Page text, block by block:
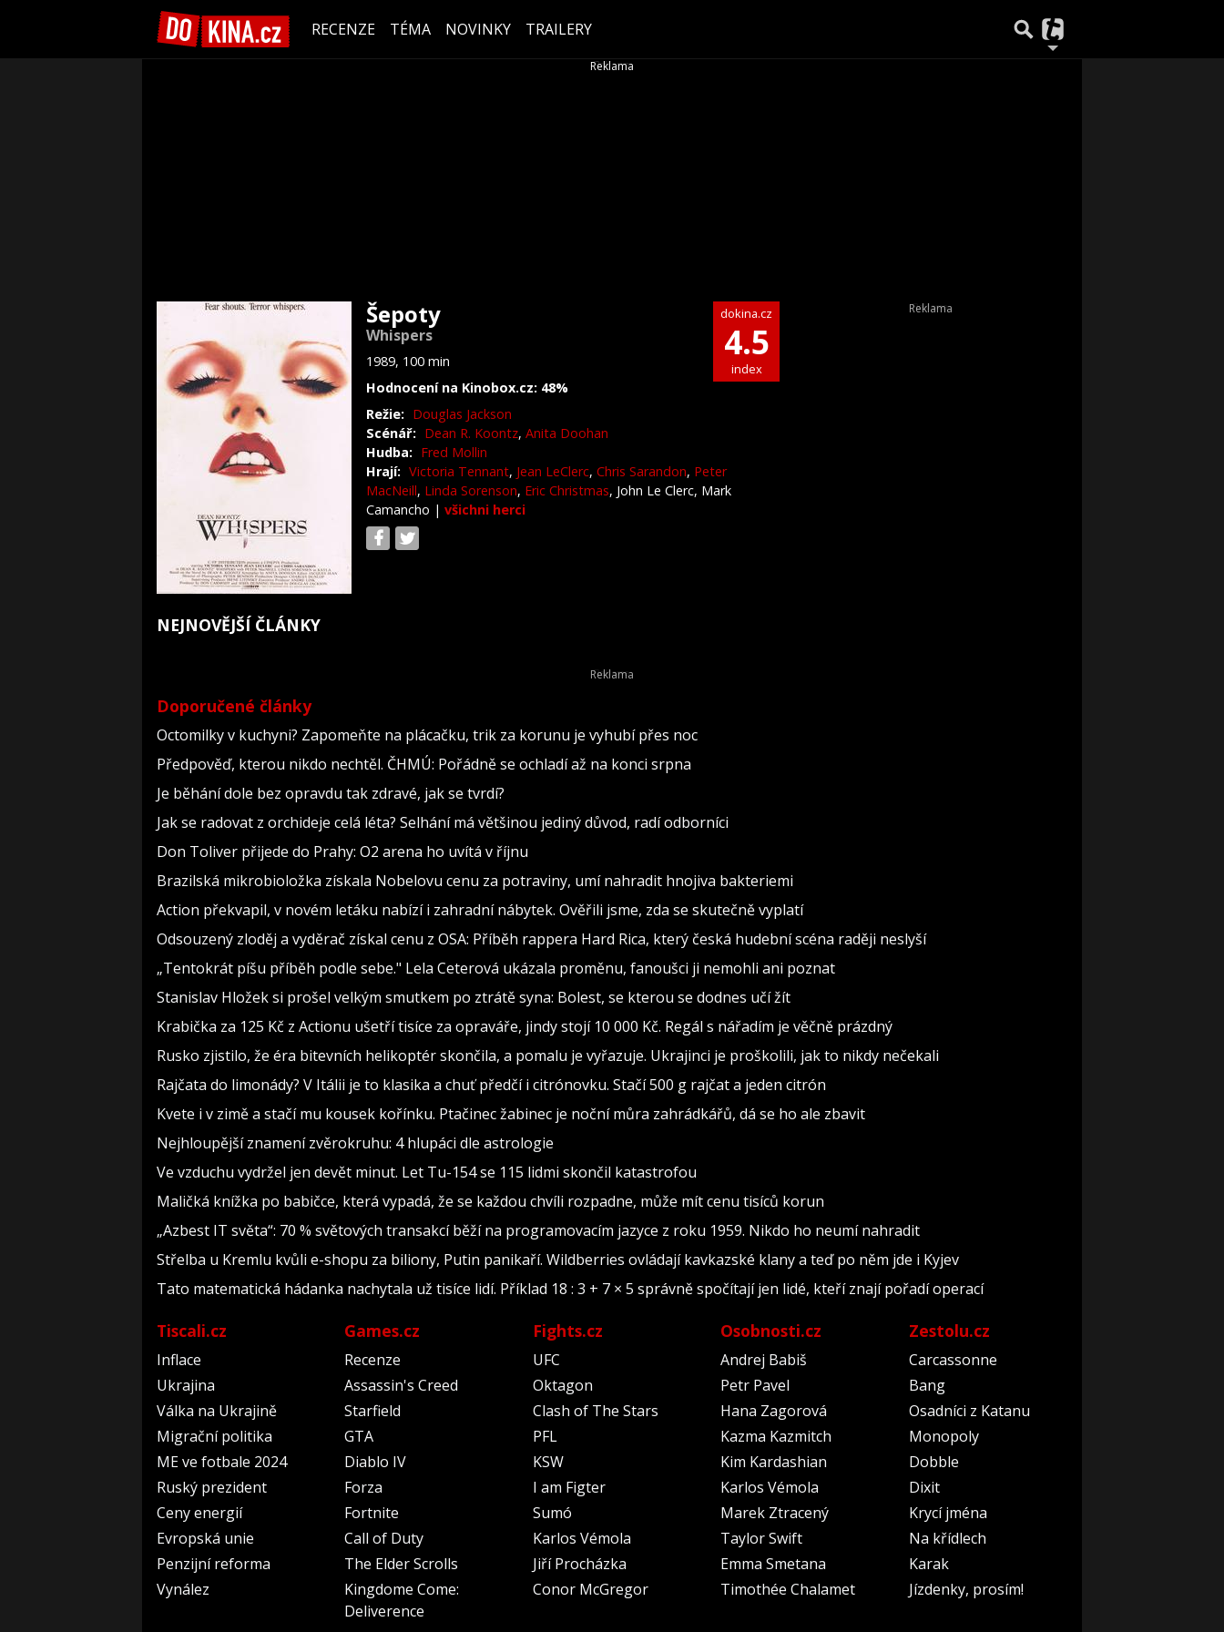
RECENZE TÉMA NOVINKY TRAILERY
Šepoty
Whispers
1989, 100 min
Hodnocení na Kinobox.cz: 48%
dokina.cz
4.5
index
Režie: Douglas Jackson
Scénář: Dean R. Koontz, Anita Doohan
Hudba: Fred Mollin
Hrají: Victoria Tennant, Jean LeClerc, Chris Sarandon, Peter
MacNeill, Linda Sorenson, Eric Christmas, John Le Clerc, Mark
Camancho | všichni herci
NEJNOVĚJŠÍ ČLÁNKY
Doporučené články
Octomilky v kuchyni? Zapomeňte na plácačku, trik za korunu je vyhubí přes noc
Předpověď, kterou nikdo nechtěl. ČHMÚ: Pořádně se ochladí až na konci srpna
Je běhání dole bez opravdu tak zdravé, jak se tvrdí?
Jak se radovat z orchideje celá léta? Selhání má většinou jediný důvod, radí odborníci
Don Toliver přijede do Prahy: O2 arena ho uvítá v říjnu
Brazilská mikrobioložka získala Nobelovu cenu za potraviny, umí nahradit hnojiva bakteriemi
Action překvapil, v novém letáku nabízí i zahradní nábytek. Ověřili jsme, zda se skutečně vyplatí
Odsouzený zloděj a vyděrač získal cenu z OSA: Příběh rappera Hard Rica, který česká hudební scéna raději neslyší
„Tentokrát píšu příběh podle sebe." Lela Ceterová ukázala proměnu, fanoušci ji nemohli ani poznat
Stanislav Hložek si prošel velkým smutkem po ztrátě syna: Bolest, se kterou se dodnes učí žít
Krabička za 125 Kč z Actionu ušetří tisíce za opraváře, jindy stojí 10 000 Kč. Regál s nářadím je věčně prázdný
Rusko zjistilo, že éra bitevních helikoptér skončila, a pomalu je vyřazuje. Ukrajinci je proškolili, jak to nikdy nečekali
Rajčata do limonády? V Itálii je to klasika a chuť předčí i citrónovku. Stačí 500 g rajčat a jeden citrón
Kvete i v zimě a stačí mu kousek kořínku. Ptačinec žabinec je noční můra zahrádkářů, dá se ho ale zbavit
Nejhloupější znamení zvěrokruhu: 4 hlupáci dle astrologie
Ve vzduchu vydržel jen devět minut. Let Tu-154 se 115 lidmi skončil katastrofou
Maličká knížka po babičce, která vypadá, že se každou chvíli rozpadne, může mít cenu tisíců korun
„Azbest IT světa“: 70 % světových transakcí běží na programovacím jazyce z roku 1959. Nikdo ho neumí nahradit
Střelba u Kremlu kvůli e-shopu za biliony, Putin panikaří. Wildberries ovládají kavkazské klany a teď po něm jde i Kyjev
Tato matematická hádanka nachytala už tisíce lidí. Příklad 18 : 3 + 7 × 5 správně spočítají jen lidé, kteří znají pořadí operací
Tiscali.cz
Inflace
Ukrajina
Válka na Ukrajině
Migrační politika
ME ve fotbale 2024
Ruský prezident
Ceny energií
Evropská unie
Penzijní reforma
Vynález
Games.cz
Recenze
Assassin's Creed
Starfield
GTA
Diablo IV
Forza
Fortnite
Call of Duty
The Elder Scrolls
Kingdome Come:
Deliverence
Fights.cz
UFC
Oktagon
Clash of The Stars
PFL
KSW
I am Figter
Sumó
Karlos Vémola
Jiří Procházka
Conor McGregor
Osobnosti.cz
Andrej Babiš
Petr Pavel
Hana Zagorová
Kazma Kazmitch
Kim Kardashian
Karlos Vémola
Marek Ztracený
Taylor Swift
Emma Smetana
Timothée Chalamet
Zestolu.cz
Carcassonne
Bang
Osadníci z Katanu
Monopoly
Dobble
Dixit
Krycí jména
Na křídlech
Karak
Jízdenky, prosím!